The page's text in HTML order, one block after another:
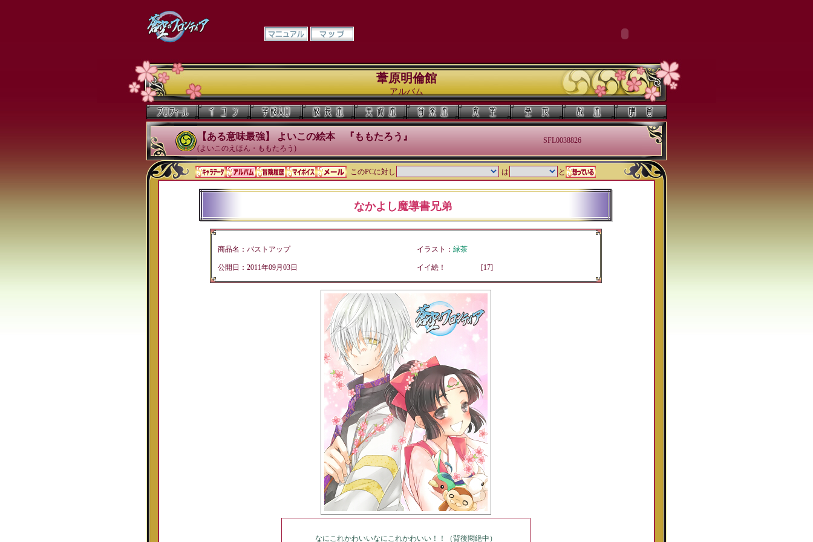
葦原明倫館
アルバム
【ある意味最強】 よいこの絵本 『ももたろう』
(よいこのえほん・ももたろう)
SFL0038826
このPCに対し は と
なかよし魔導書兄弟
商品名：バストアップ イラスト： 緑茶
公開日：2011年09月03日 イイ絵！ [17]
なにこれかわいいなにこれかわいい！！（背後悶絶中）